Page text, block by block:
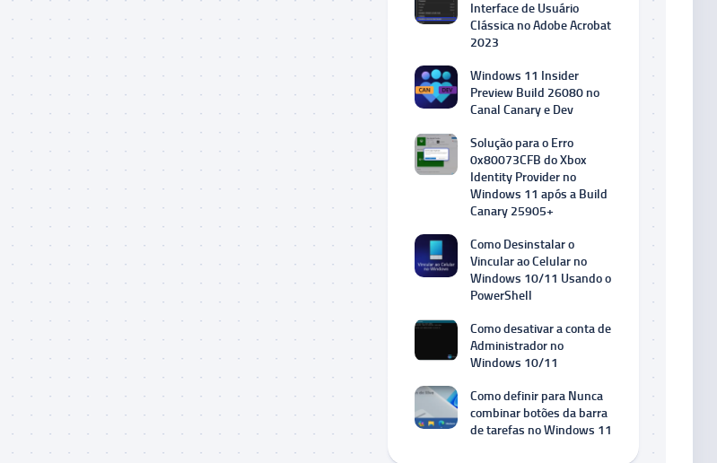
Interface de Usuário
Clássica no Adobe Acrobat
2023
Windows 11 Insider
Preview Build 26080 no
Canal Canary e Dev
Solução para o Erro
0x80073CFB do Xbox
Identity Provider no
Windows 11 após a Build
Canary 25905+
Como Desinstalar o
Vincular ao Celular no
Windows 10/11 Usando o
PowerShell
Como desativar a conta de
Administrador no
Windows 10/11
Como definir para Nunca
combinar botões da barra
de tarefas no Windows 11